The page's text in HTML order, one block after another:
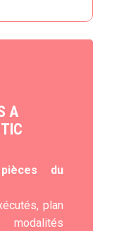
A
du
plan
modalités